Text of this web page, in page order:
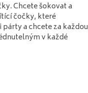
Chcete šokovat a
čočky, které
a chcete za každou
v každé